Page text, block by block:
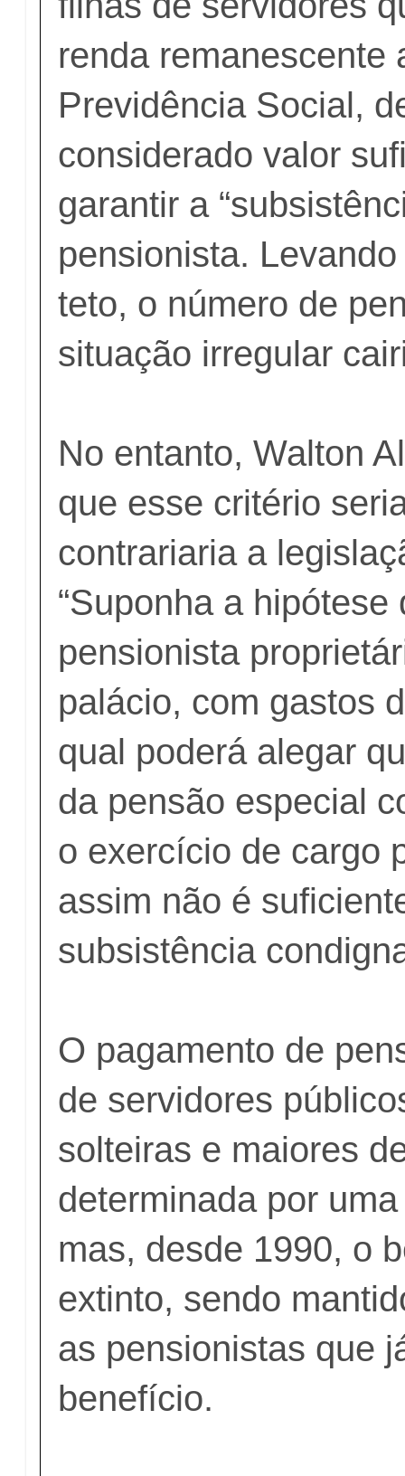
renda remanescente
Previdência Social,
considerado valor
garantir a
pensionista.
teto, o número de
situação irregular
No entanto, Walton
que esse critério
contrariaria a
“Suponha a hipótese
pensionista
palácio, com gastos
qual poderá alegar
da pensão especial
o exercício de cargo
assim não é
subsistência
O pagamento de
de servidores
solteiras e maiores
determinada por
mas, desde 1990, o
extinto, sendo
as pensionistas que
benefício.